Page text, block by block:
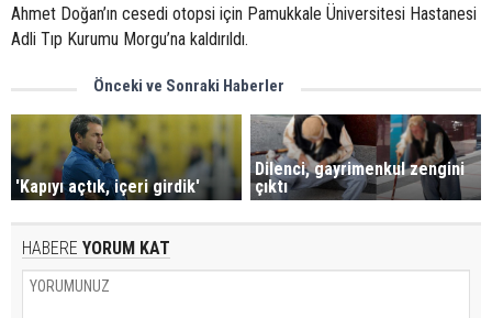
Ahmet Doğan’ın cesedi otopsi için Pamukkale Üniversitesi Hastanesi
Adli Tıp Kurumu Morgu’na kaldırıldı.
Önceki ve Sonraki Haberler
'Kapıyı açtık, içeri girdik'
Dilenci, gayrimenkul zengini
çıktı
HABERE YORUM KAT